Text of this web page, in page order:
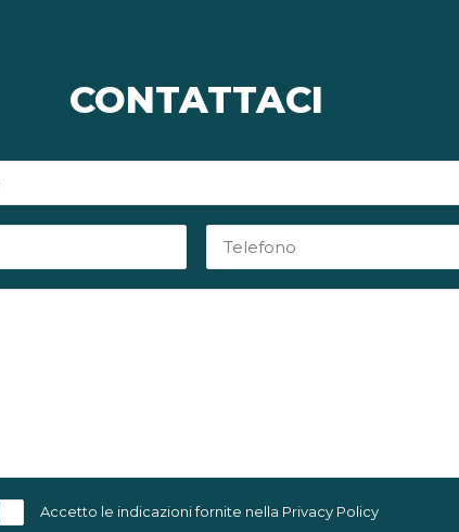
CONTATTACI
Accetto le indicazioni fornite nella Privacy Policy